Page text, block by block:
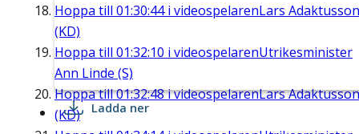
Hoppa till 01:30:44i videospelarenLars Adaktusson
(KD)
Hoppa till 01:32:10 i videospelarenUtrikesminister
Ann Linde (S)
Hoppa till01:32:48i videospelarenLars Adaktusson
(KD)
Ladda ner